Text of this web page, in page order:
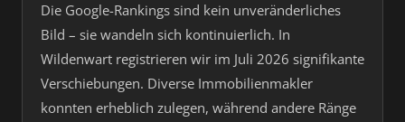
Die Google-Rankings sind kein unveränderliches
Bild – sie wandeln sich kontinuierlich. In
Wildenwart registrieren wir im Juli 2026 signifikante
Verschiebungen. Diverse Immobilienmakler
konnten erheblich zulegen, während andere Ränge